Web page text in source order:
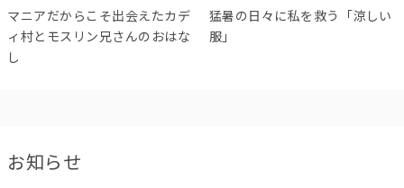
マニアだからこそ出会えたカデ
ィ村とモスリン兄さんのおはな
し
猛暑の日々に私を救う「涼しい
服」
お知らせ